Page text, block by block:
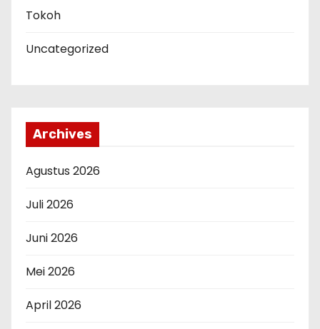
Tokoh
Uncategorized
Archives
Agustus 2026
Juli 2026
Juni 2026
Mei 2026
April 2026